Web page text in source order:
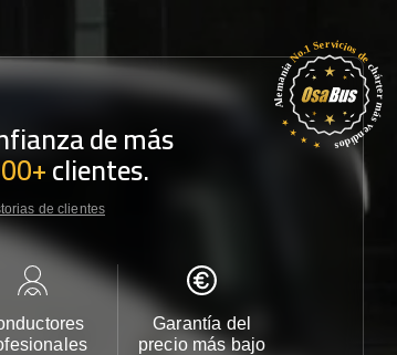
de más
clientes.
de clientes
Garantía del
precio más bajo